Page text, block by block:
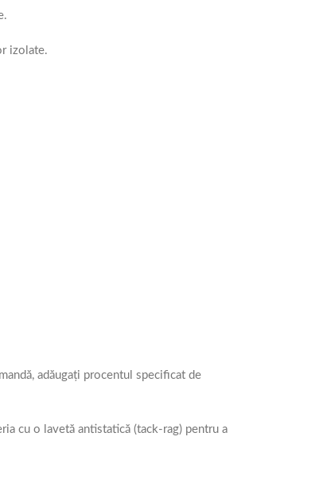
izolate.
adăugați procentul specificat de
cu o lavetă antistatică (tack-rag) pentru a